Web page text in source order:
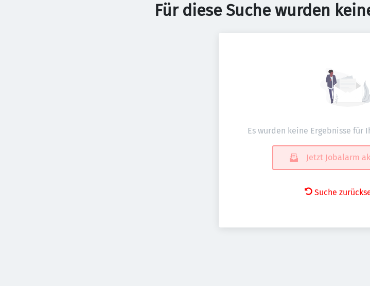
Für diese Suche wurden
Es wurden keine Ergebnisse für
Jetzt Jobalarm
Suche